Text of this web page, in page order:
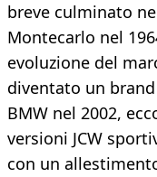
breve culminato
Montecarlo nel
evoluzione del
diventato un
BMW nel 2002,
versioni JCW
con un